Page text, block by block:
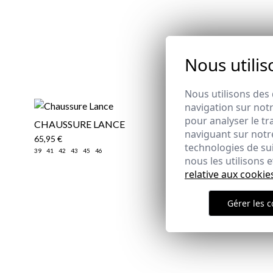
CHAUSSURE LANCE
65,95 €
39 41 42 43 45 46
PULL COL
CARBÓN
25,95 € /
XL 2XL 3XL
Nous
Nous utilisons
navigation sur
pour analyser le
naviguant sur
technologies de
nous les utilisons
relative aux
Gérer les